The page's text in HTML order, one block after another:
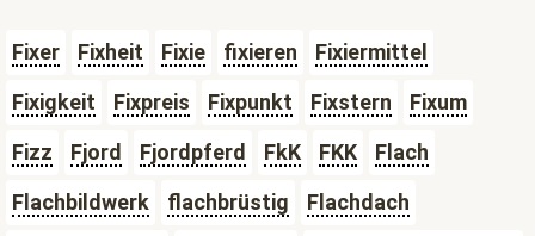
Fixer Fixheit Fixie fixieren
Fixiermittel
Fixigkeit
Fixpreis Fixpunkt Fixstern
Fixum
Fizz
Fjord Fjordpferd FkK FKK
Flach
Flachbildwerk
flachbrüstig
Flachdach